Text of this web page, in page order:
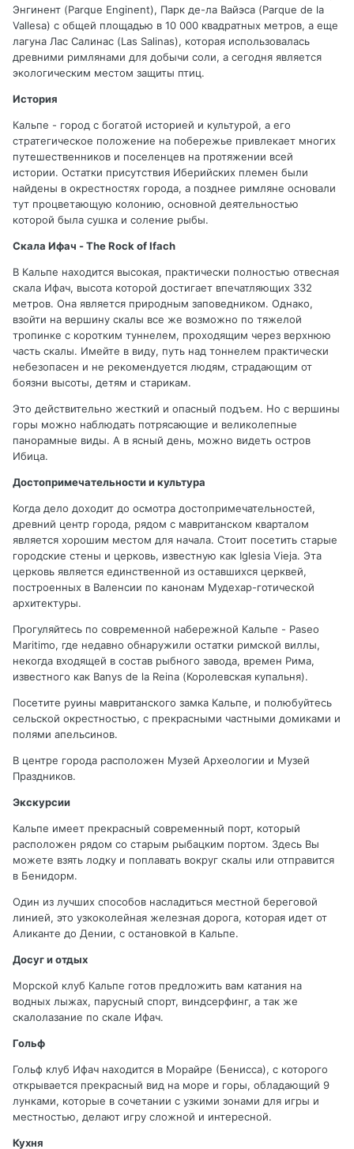
Энгинент (Parque Enginent), Парк де-ла Вайэса (Parque de la
Vallesa) с общей площадью в 10 000 квадратных метров, а еще
лагуна Лас Салинас (Las Salinas), которая использовалась
древними римлянами для добычи соли, а сегодня является
экологическим местом защиты птиц.
История
Кальпе - город с богатой историей и культурой, а его
стратегическое положение на побережье привлекает многих
путешественников и поселенцев на протяжении всей
истории. Остатки присутствия Иберийских племен были
найдены в окрестностях города, а позднее римляне основали
тут процветающую колонию, основной деятельностью
которой была сушка и соление рыбы.
Скала Ифач - The Rock of Ifach
В Кальпе находится высокая, практически полностью отвесная
скала Ифач, высота которой достигает впечатляющих 332
метров. Она является природным заповедником. Однако,
взойти на вершину скалы все же возможно по тяжелой
тропинке с коротким туннелем, проходящим через верхнюю
часть скалы. Имейте в виду, путь над тоннелем практически
небезопасен и не рекомендуется людям, страдающим от
боязни высоты, детям и старикам.
Это действительно жесткий и опасный подъем. Но с вершины
горы можно наблюдать потрясающие и великолепные
панорамные виды. А в ясный день, можно видеть остров
Ибица.
Достопримечательности и культура
Когда дело доходит до осмотра достопримечательностей,
древний центр города, рядом с мавританском кварталом
является хорошим местом для начала. Стоит посетить старые
городские стены и церковь, известную как Iglesia Vieja. Эта
церковь является единственной из оставшихся церквей,
построенных в Валенсии по канонам Мудехар-готической
архитектуры.
Прогуляйтесь по современной набережной Кальпе - Paseo
Maritimo, где недавно обнаружили остатки римской виллы,
некогда входящей в состав рыбного завода, времен Рима,
известного как Banys de la Reina (Королевская купальня).
Посетите руины мавританского замка Кальпе, и полюбуйтесь
сельской окрестностью, с прекрасными частными домиками и
полями апельсинов.
В центре города расположен Музей Археологии и Музей
Праздников.
Экскурсии
Кальпе имеет прекрасный современный порт, который
расположен рядом со старым рыбацким портом. Здесь Вы
можете взять лодку и поплавать вокруг скалы или отправится
в Бенидорм.
Один из лучших способов насладиться местной береговой
линией, это узкоколейная железная дорога, которая идет от
Аликанте до Дении, с остановкой в Кальпе.
Досуг и отдых
Морской клуб Кальпе готов предложить вам катания на
водных лыжах, парусный спорт, виндсерфинг, а так же
скалолазание по скале Ифач.
Гольф
Гольф клуб Ифач находится в Морайре (Бенисса), с которого
открывается прекрасный вид на море и горы, обладающий 9
лунками, которые в сочетании с узкими зонами для игры и
местностью, делают игру сложной и интересной.
Кухня